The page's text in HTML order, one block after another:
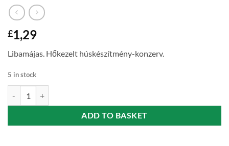
£1,29
Libamájas. Hőkezelt húskészítmény-konzerv.
5 in stock
ADD TO BASKET